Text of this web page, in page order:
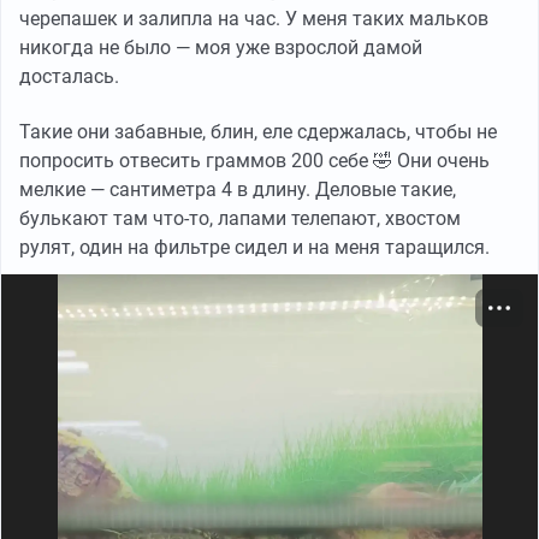
Старый островок и камень ей уже не подходит по
размеру, ещё она накачалась как Геракл и всю
оставлять её так на целый день не получится. То, что
имеется в продаже, совершенно меня не устраивает. В
большинстве случаев островки рассчитаны на
маленьких черепах, а не на 2 кило счастья и
пузыриков из носа. Зная мою Тортиллу, она это всё
или сгрызёт, или оторвёт и будет катать на спине,
радостно размахивая лапами.
Один островок почти заинтересовал, но там прямым
черепах фиксации нет, придётся додумывать
самостоятельно. Интересная, конечно, перспектива,
отдать 50 евро, чтобы после что-то там додумывать,
поэтому я решила додумать чуть дешевле и прям с
черепашек и залипла на час. У меня таких мальков
никогда не было — моя уже взрослой дамой
досталась.
Такие они забавные, блин, еле сдержалась, чтобы не
попросить отвесить граммов 200 себе 🤣 Они очень
мелкие — сантиметра 4 в длину. Деловые такие,
булькают там что-то, лапами телепают, хвостом
рулят, один на фильтре сидел и на меня таращился.